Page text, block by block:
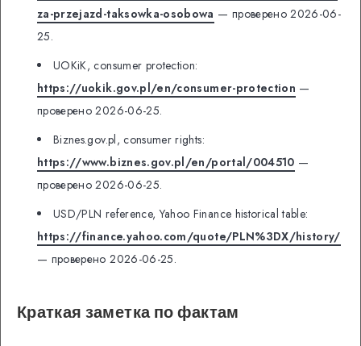
za-przejazd-taksowka-osobowa — проверено 2026-06-
25.
UOKiK, consumer protection:
https://uokik.gov.pl/en/consumer-protection —
проверено 2026-06-25.
Biznes.gov.pl, consumer rights:
https://www.biznes.gov.pl/en/portal/004510 —
проверено 2026-06-25.
USD/PLN reference, Yahoo Finance historical table:
https://finance.yahoo.com/quote/PLN%3DX/history/
— проверено 2026-06-25.
Краткая заметка по фактам